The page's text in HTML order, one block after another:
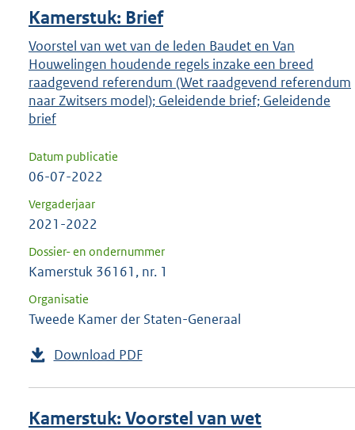
Kamerstuk: Brief
Voorstel van wet van de leden Baudet en Van
Houwelingen houdende regels inzake een breed
raadgevend referendum (Wet raadgevend referendum
naar Zwitsers model); Geleidende brief; Geleidende
brief
Datum publicatie
06-07-2022
Vergaderjaar
2021-2022
Dossier- en ondernummer
Kamerstuk 36161, nr. 1
Organisatie
Tweede Kamer der Staten-Generaal
Download PDF
Kamerstuk: Voorstel van wet